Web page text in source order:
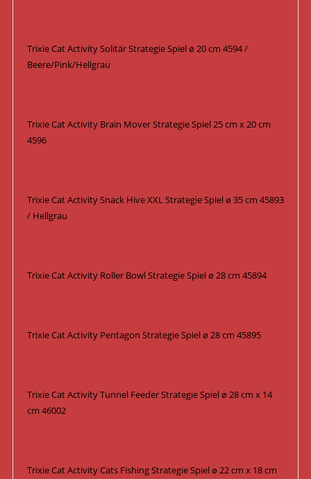
Trixie Cat Activity Solitär Strategie Spiel ø 20 cm 4594 /
Beere/Pink/Hellgrau
Trixie Cat Activity Brain Mover Strategie Spiel 25 cm x 20 cm
4596
Trixie Cat Activity Snack Hive XXL Strategie Spiel ø 35 cm 45893
/ Hellgrau
Trixie Cat Activity Roller Bowl Strategie Spiel ø 28 cm 45894
Trixie Cat Activity Pentagon Strategie Spiel ø 28 cm 45895
Trixie Cat Activity Tunnel Feeder Strategie Spiel ø 28 cm x 14
cm 46002
Trixie Cat Activity Cats Fishing Strategie Spiel ø 22 cm x 18 cm